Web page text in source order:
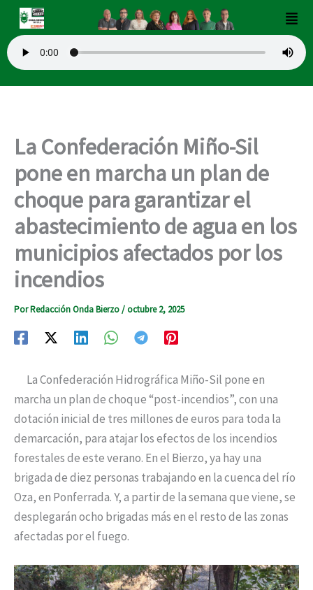
contenido
La Confederación Miño-Sil
pone en marcha un plan de
choque para garantizar el
abastecimiento de agua en los
municipios afectados por los
incendios
PorRedacción Onda Bierzo/octubre 2, 2025
La Confederación Hidrográfica Miño-Sil pone en
marcha un plan de choque “post-incendios”, con una
dotación inicial de tres millones de euros para toda la
demarcación, para atajar los efectos de los incendios
forestales de este verano. En el Bierzo, ya hay una
brigada de diez personas trabajando en la cuenca del río
Oza, en Ponferrada. Y, a partir de la semana que viene, se
desplegarán ocho brigadas más en el resto de las zonas
afectadas por el fuego.